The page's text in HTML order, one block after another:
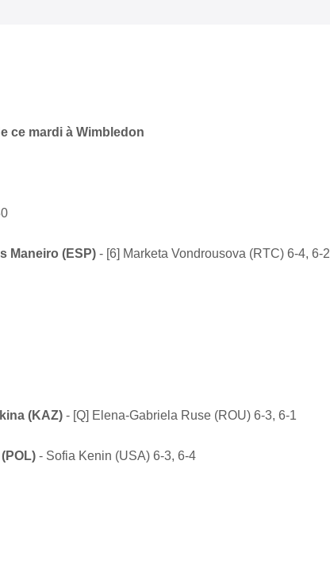
ce mardi à Wimbledon
Maneiro (ESP) - [6] Marketa Vondrousova (RTC) 6-4, 6-2
(KAZ) - [Q] Elena-Gabriela Ruse (ROU) 6-3, 6-1
- Sofia Kenin (USA) 6-3, 6-4